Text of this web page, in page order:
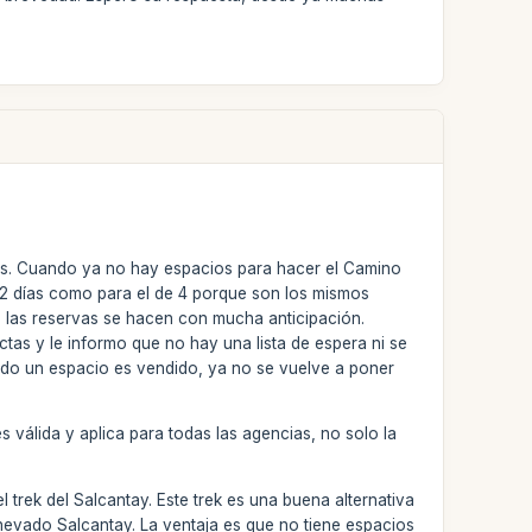
Cuando ya no hay espacios para hacer el Camino
días como para el de 4 porque son los mismos
reservas se hacen con mucha anticipación.
y le informo que no hay una lista de espera ni se
un espacio es vendido, ya no se vuelve a poner
válida y aplica para todas las agencias, no solo la
del Salcantay. Este trek es una buena alternativa
Salcantay. La ventaja es que no tiene espacios